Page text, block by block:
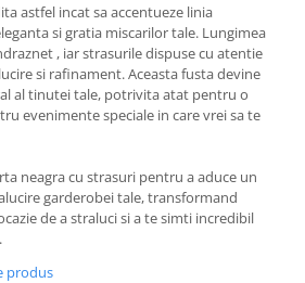
astfel incat sa accentueze linia
si gratia miscarilor tale. Lungimea
, iar strasurile dispuse cu atentie
si rafinament. Aceasta fusta devine
al tinutei tale, potrivita atat pentru o
evenimente speciale in care vrei sa te
neagra cu strasuri pentru a aduce un
garderobei tale, transformand
de a straluci si a te simti incredibil
produs